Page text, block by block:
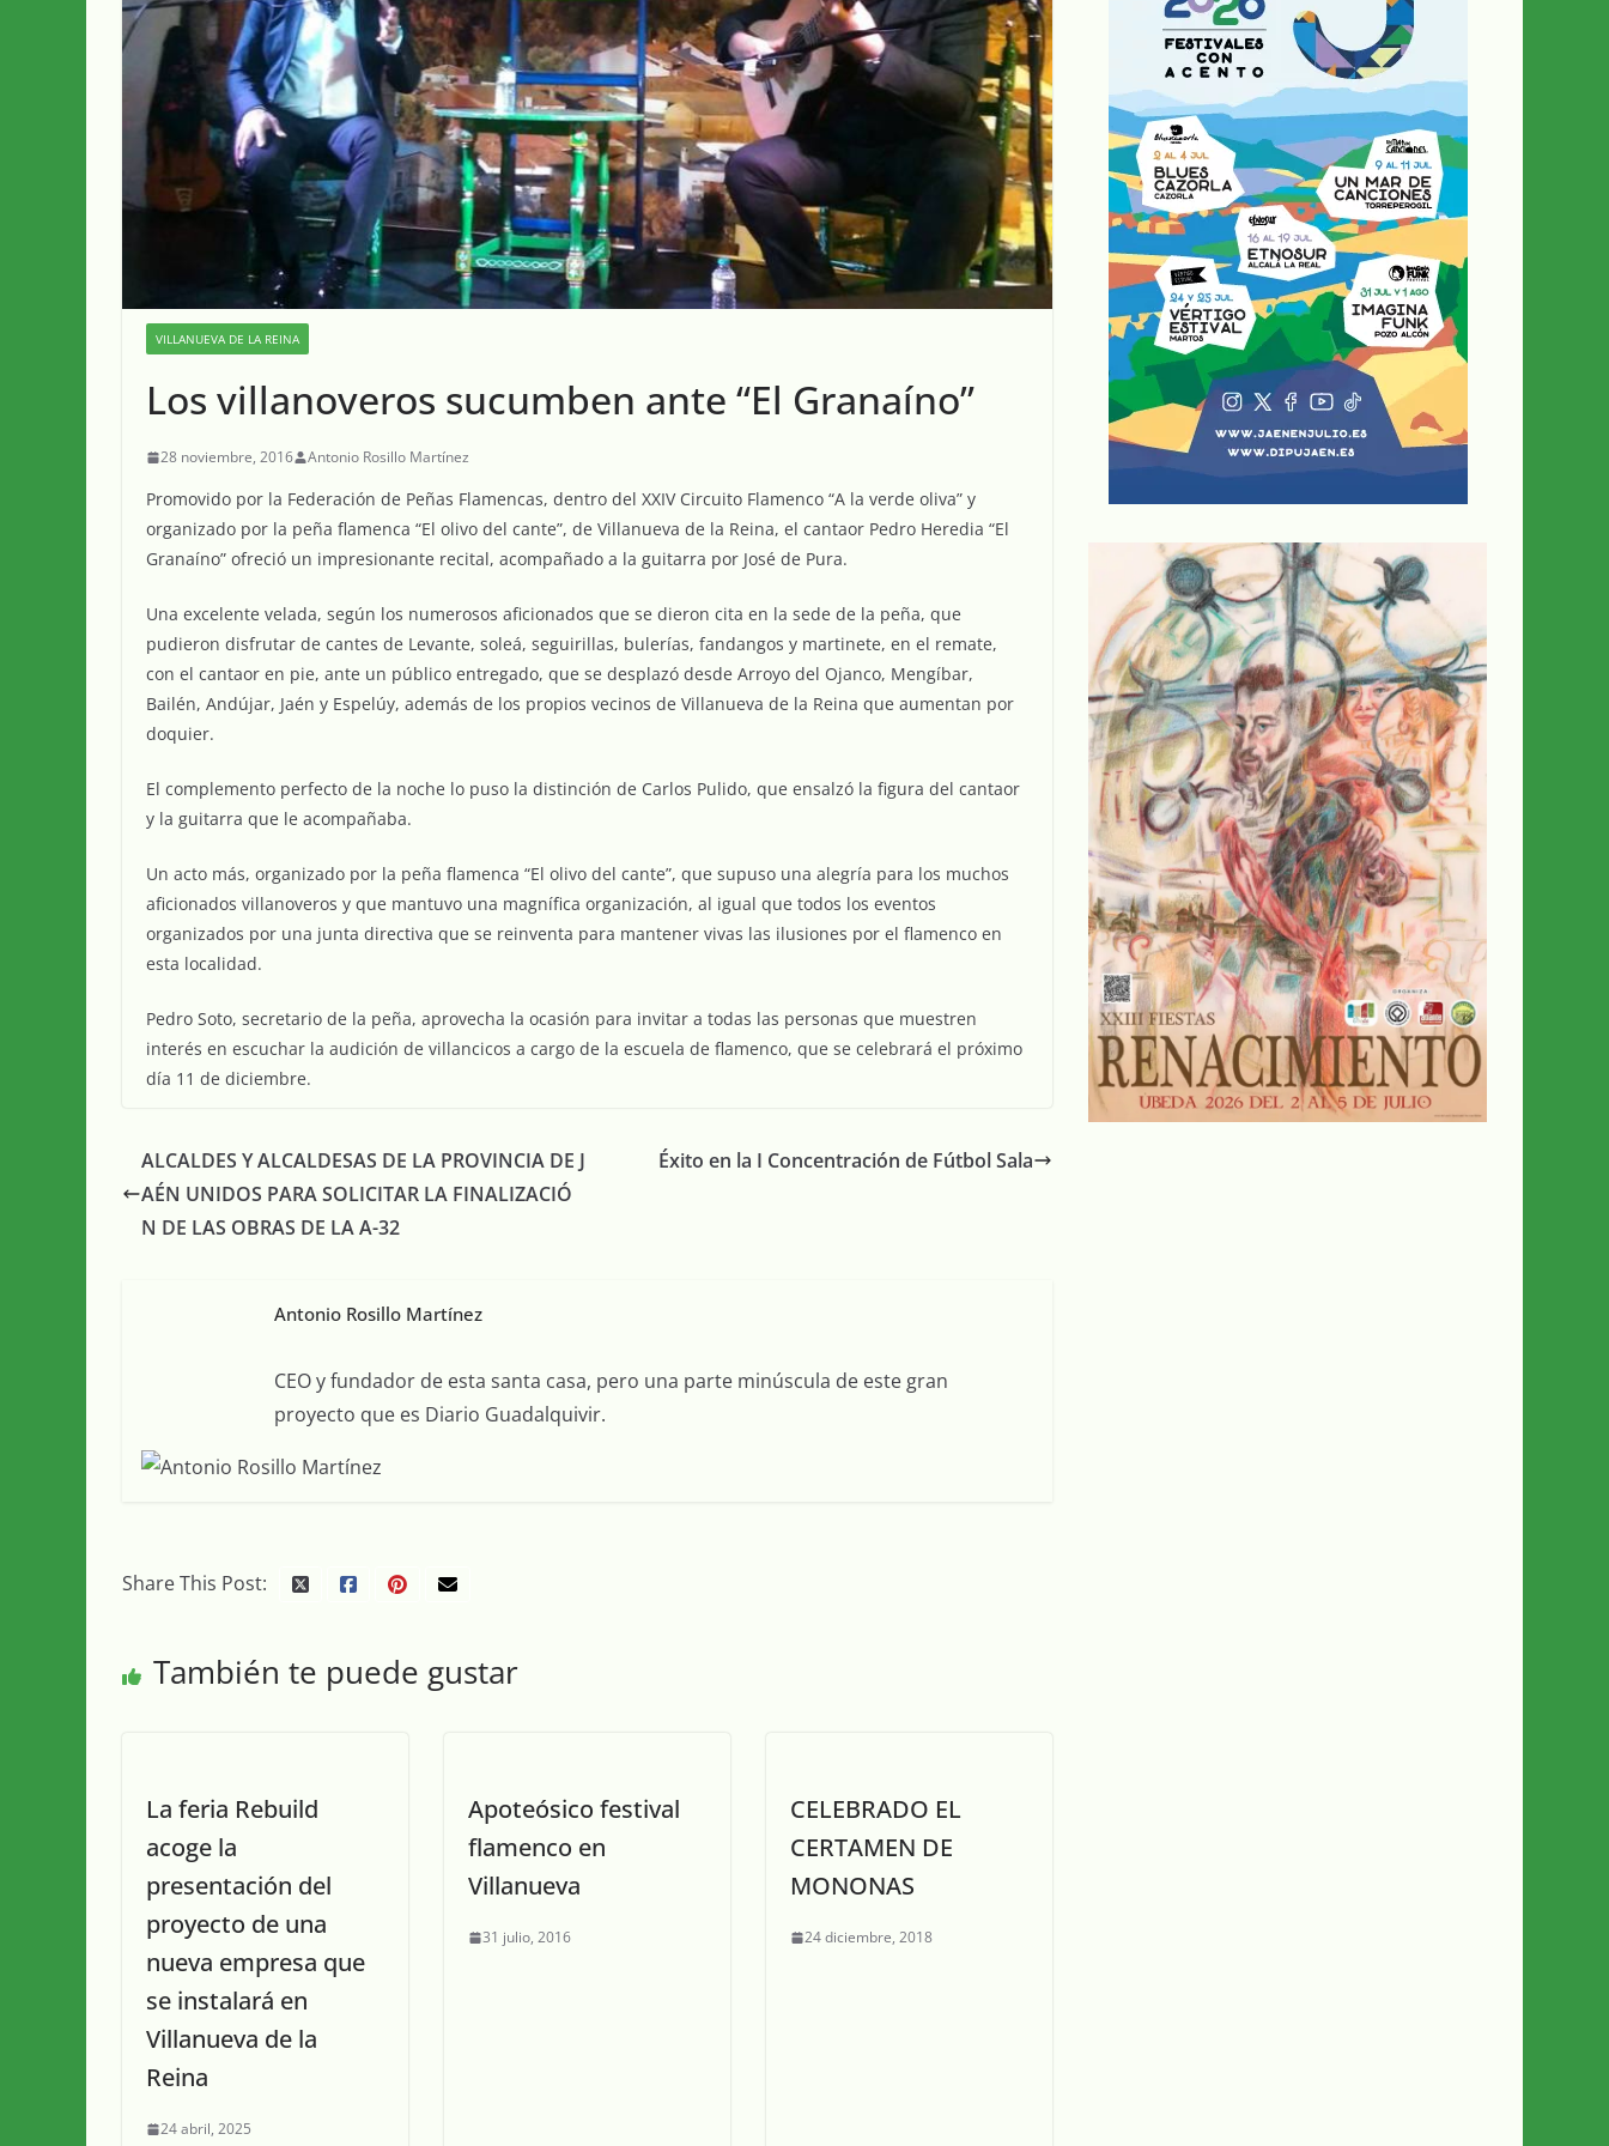
VILLANUEVA DE LA REINA
Los villanoveros sucumben ante “El Granaíno”
28 noviembre, 2016 Antonio Rosillo Martínez
Promovido por la Federación de Peñas Flamencas, dentro del XXIV Circuito Flamenco “A la verde oliva” y
organizado por la peña flamenca “El olivo del cante”, de Villanueva de la Reina, el cantaor Pedro Heredia “El
Granaíno” ofreció un impresionante recital, acompañado a la guitarra por José de Pura.
Una excelente velada, según los numerosos aficionados que se dieron cita en la sede de la peña, que
pudieron disfrutar de cantes de Levante, soleá, seguirillas, bulerías, fandangos y martinete, en el remate,
con el cantaor en pie, ante un público entregado, que se desplazó desde Arroyo del Ojanco, Mengíbar,
Bailén, Andújar, Jaén y Espelúy, además de los propios vecinos de Villanueva de la Reina que aumentan por
doquier.
El complemento perfecto de la noche lo puso la distinción de Carlos Pulido, que ensalzó la figura del cantaor
y la guitarra que le acompañaba.
Un acto más, organizado por la peña flamenca “El olivo del cante”, que supuso una alegría para los muchos
aficionados villanoveros y que mantuvo una magnífica organización, al igual que todos los eventos
organizados por una junta directiva que se reinventa para mantener vivas las ilusiones por el flamenco en
esta localidad.
Pedro Soto, secretario de la peña, aprovecha la ocasión para invitar a todas las personas que muestren
interés en escuchar la audición de villancicos a cargo de la escuela de flamenco, que se celebrará el próximo
día 11 de diciembre.
ALCALDES Y ALCALDESAS DE LA PROVINCIA DE J
AÉN UNIDOS PARA SOLICITAR LA FINALIZACIÓ
N DE LAS OBRAS DE LA A-32
Éxito en la I Concentración de Fútbol Sala
Antonio Rosillo Martínez
CEO y fundador de esta santa casa, pero una parte minúscula de este gran
proyecto que es Diario Guadalquivir.
Share This Post:
También te puede gustar
La feria Rebuild
acoge la
presentación del
proyecto de una
nueva empresa que
se instalará en
Villanueva de la
Reina
24 abril, 2025
Apoteósico festival
flamenco en
Villanueva
31 julio, 2016
CELEBRADO EL
CERTAMEN DE
MONONAS
24 diciembre, 2018